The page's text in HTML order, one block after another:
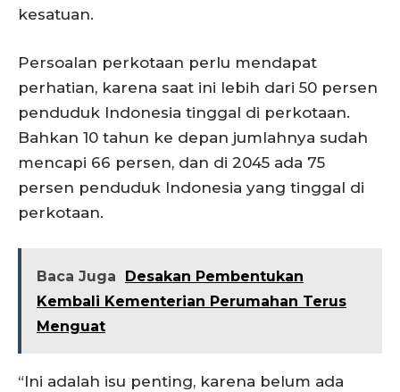
kesatuan.
Persoalan perkotaan perlu mendapat
perhatian, karena saat ini lebih dari 50 persen
penduduk Indonesia tinggal di perkotaan.
Bahkan 10 tahun ke depan jumlahnya sudah
mencapi 66 persen, dan di 2045 ada 75
persen penduduk Indonesia yang tinggal di
perkotaan.
Baca Juga
Desakan Pembentukan
Kembali Kementerian Perumahan Terus
Menguat
“Ini adalah isu penting, karena belum ada